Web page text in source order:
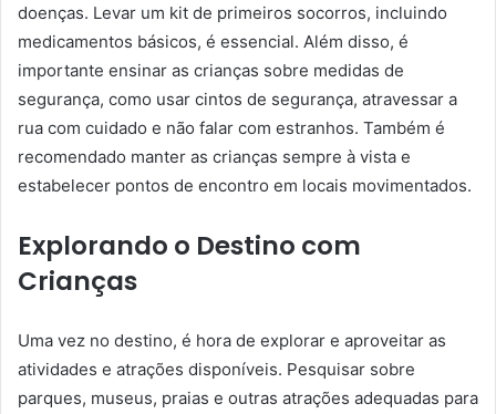
doenças. Levar um kit de primeiros socorros, incluindo
medicamentos básicos, é essencial. Além disso, é
importante ensinar as crianças sobre medidas de
segurança, como usar cintos de segurança, atravessar a
rua com cuidado e não falar com estranhos. Também é
recomendado manter as crianças sempre à vista e
estabelecer pontos de encontro em locais movimentados.
Explorando o Destino com
Crianças
Uma vez no destino, é hora de explorar e aproveitar as
atividades e atrações disponíveis. Pesquisar sobre
parques, museus, praias e outras atrações adequadas para